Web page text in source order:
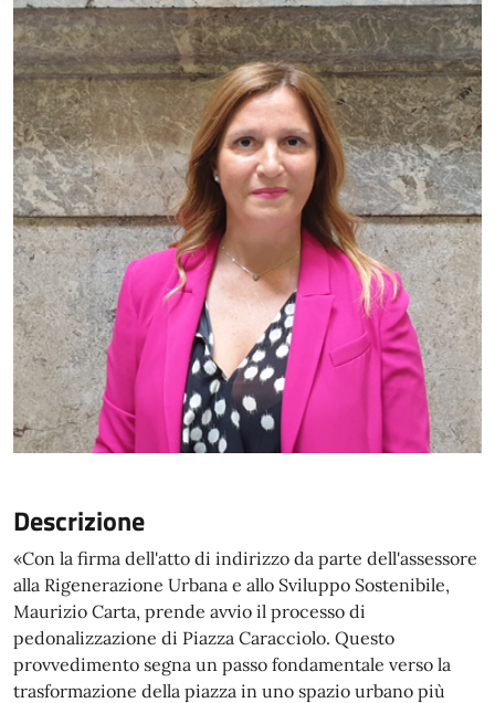
Descrizione
«Con la firma dell'atto di indirizzo da parte dell'assessore
alla Rigenerazione Urbana e allo Sviluppo Sostenibile,
Maurizio Carta, prende avvio il processo di
pedonalizzazione di Piazza Caracciolo. Questo
provvedimento segna un passo fondamentale verso la
trasformazione della piazza in uno spazio urbano più